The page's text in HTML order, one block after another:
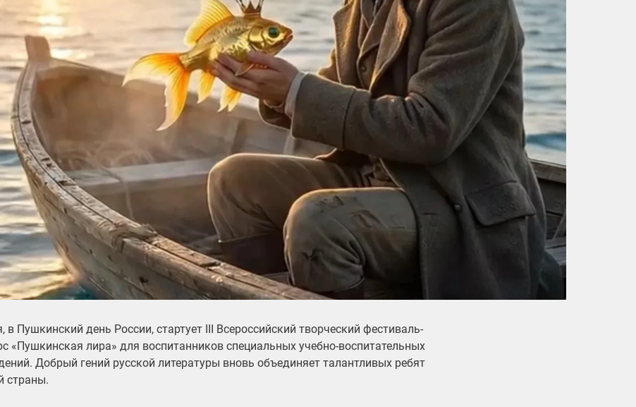
в Пушкинский день России, стартует III Всероссийский творческий фестиваль-
«Пушкинская лира» для воспитанников специальных учебно-воспитательных
Добрый гений русской литературы вновь объединяет талантливых ребят
страны.